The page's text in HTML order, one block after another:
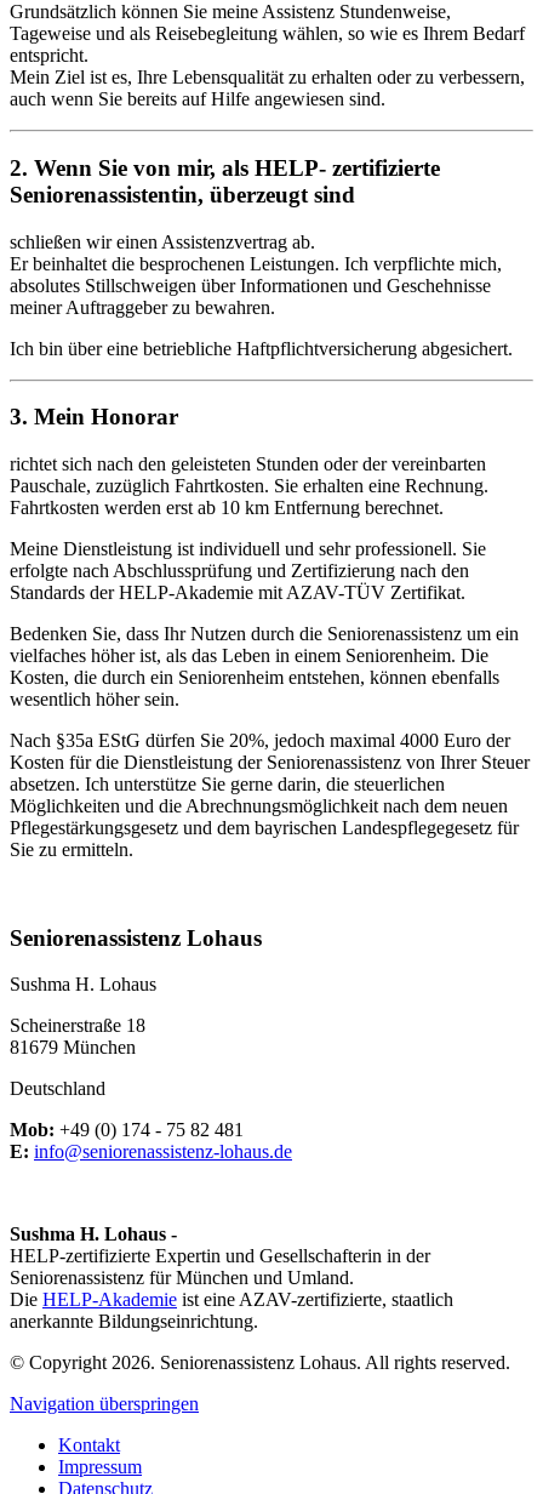
Grundsätzlich können Sie meine Assistenz Stundenweise,
Tageweise und als Reisebegleitung wählen, so wie es Ihrem Bedarf
entspricht.
Mein Ziel ist es, Ihre Lebensqualität zu erhalten oder zu verbessern,
auch wenn Sie bereits auf Hilfe angewiesen sind.
2. Wenn Sie von mir, als HELP- zertifizierte
Seniorenassistentin, überzeugt sind
schließen wir einen Assistenzvertrag ab.
Er beinhaltet die besprochenen Leistungen. Ich verpflichte mich,
absolutes Stillschweigen über Informationen und Geschehnisse
meiner Auftraggeber zu bewahren.
Ich bin über eine betriebliche Haftpflichtversicherung abgesichert.
3. Mein Honorar
richtet sich nach den geleisteten Stunden oder der vereinbarten
Pauschale, zuzüglich Fahrtkosten. Sie erhalten eine Rechnung.
Fahrtkosten werden erst ab 10 km Entfernung berechnet.
Meine Dienstleistung ist individuell und sehr professionell. Sie
erfolgte nach Abschlussprüfung und Zertifizierung nach den
Standards der HELP-Akademie mit AZAV-TÜV Zertifikat.
Bedenken Sie, dass Ihr Nutzen durch die Seniorenassistenz um ein
vielfaches höher ist, als das Leben in einem Seniorenheim. Die
Kosten, die durch ein Seniorenheim entstehen, können ebenfalls
wesentlich höher sein.
Nach §35a EStG dürfen Sie 20%, jedoch maximal 4000 Euro der
Kosten für die Dienstleistung der Seniorenassistenz von Ihrer Steuer
absetzen. Ich unterstütze Sie gerne darin, die steuerlichen
Möglichkeiten und die Abrechnungsmöglichkeit nach dem neuen
Pflegestärkungsgesetz und dem bayrischen Landespflegegesetz für
Sie zu ermitteln.
Seniorenassistenz Lohaus
Sushma H. Lohaus
Scheinerstraße 18
81679 München
Deutschland
Mob: +49 (0) 174 - 75 82 481
E: info@seniorenassistenz-lohaus.de
Sushma H. Lohaus -
HELP-zertifizierte Expertin und Gesellschafterin in der
Seniorenassistenz für München und Umland.
Die HELP-Akademie ist eine AZAV-zertifizierte, staatlich
anerkannte Bildungseinrichtung.
© Copyright 2026. Seniorenassistenz Lohaus. All rights reserved.
Navigation überspringen
Kontakt
Impressum
Datenschutz